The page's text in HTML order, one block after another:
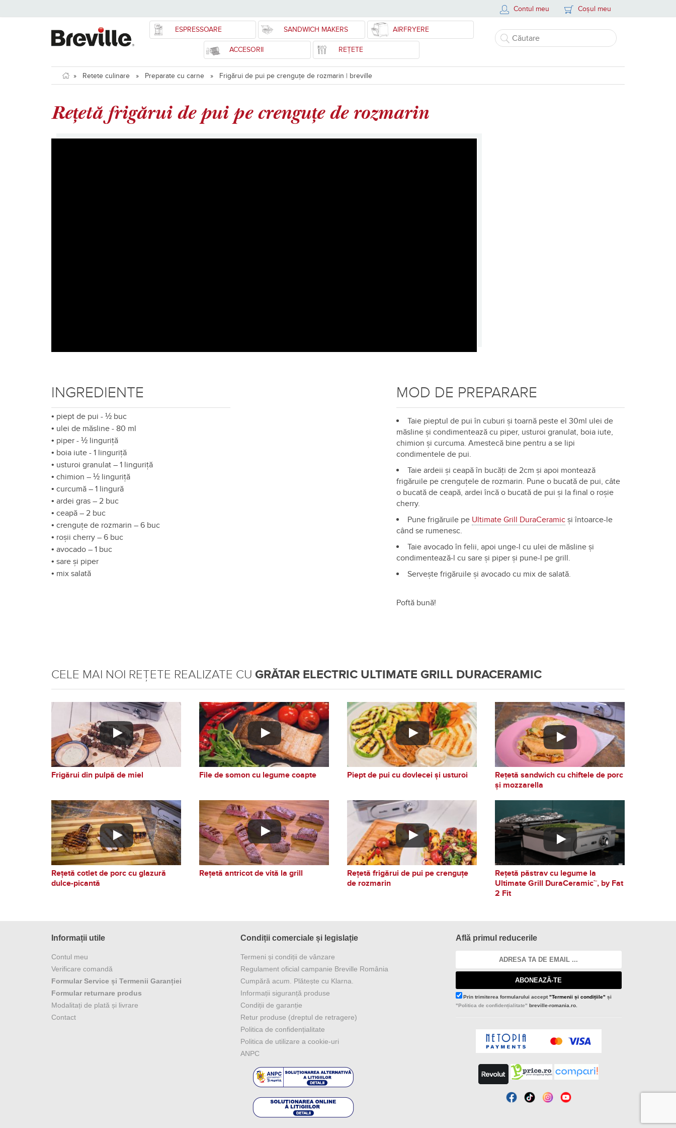
Contul meu Coșul meu
ESPRESSOARE SANDWICH MAKERS AIRFRYERE
ACCESORII REȚETE
» Retete culinare » Preparate cu carne » Frigărui de pui pe crenguțe de rozmarin | breville
Rețetă frigărui de pui pe crenguțe de rozmarin
INGREDIENTE
• piept de pui - ½ buc
• ulei de măsline - 80 ml
• piper - ½ linguriță
• boia iute - 1 linguriță
• usturoi granulat – 1 linguriță
• chimion – ½ linguriță
• curcumă – 1 lingură
• ardei gras – 2 buc
• ceapă – 2 buc
• crenguțe de rozmarin – 6 buc
• roșii cherry – 6 buc
• avocado – 1 buc
• sare și piper
• mix salată
MOD DE PREPARARE
Taie pieptul de pui în cuburi și toarnă peste el 30ml ulei de
măsline și condimentează cu piper, usturoi granulat, boia iute,
chimion și curcuma. Amestecă bine pentru a se lipi
condimentele de pui.
Taie ardeii și ceapă în bucăți de 2cm și apoi montează
frigăruile pe crenguțele de rozmarin. Pune o bucată de pui, câte
o bucată de ceapă, ardei încă o bucată de pui și la final o roșie
cherry.
Pune frigăruile pe Ultimate Grill DuraCeramic și întoarce-le
când se rumenesc.
Taie avocado în felii, apoi unge-l cu ulei de măsline și
condimentează-l cu sare și piper și pune-l pe grill.
Servește frigăruile și avocado cu mix de salată.
Poftă bună!
CELE MAI NOI REȚETE REALIZATE CU GRĂTAR ELECTRIC ULTIMATE GRILL DURACERAMIC
Frigărui din pulpă de miel File de somon cu legume coapte Piept de pui cu dovlecei și usturoi
Rețetă sandwich cu chiftele de porc
și mozzarella
Rețetă cotlet de porc cu glazură
dulce-picantă
Rețetă antricot de vită la grill
Rețetă frigărui de pui pe crenguțe
de rozmarin
Rețetă păstrav cu legume la
Ultimate Grill DuraCeramic™, by Fat
2 Fit
Informații utile
Contul meu
Verificare comandă
Formular Service și Termenii Garanției
Formular returnare produs
Modalitați de plată și livrare
Contact
Condiții comerciale și legislație
Termeni și condiții de vânzare
Regulament oficial campanie Breville România
Cumpără acum. Plătește cu Klarna.
Informații siguranță produse
Condiții de garanție
Retur produse (dreptul de retragere)
Politica de confidențialitate
Politica de utilizare a cookie-uri
ANPC
Află primul reducerile
ABONEAZĂ-TE
Prin trimiterea formularului accept"Termenii și condițiile" și
"Politica de confidențialitate" breville-romania.ro.